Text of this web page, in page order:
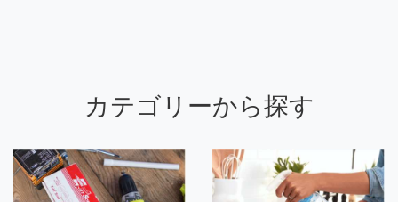
カテゴリーから探す